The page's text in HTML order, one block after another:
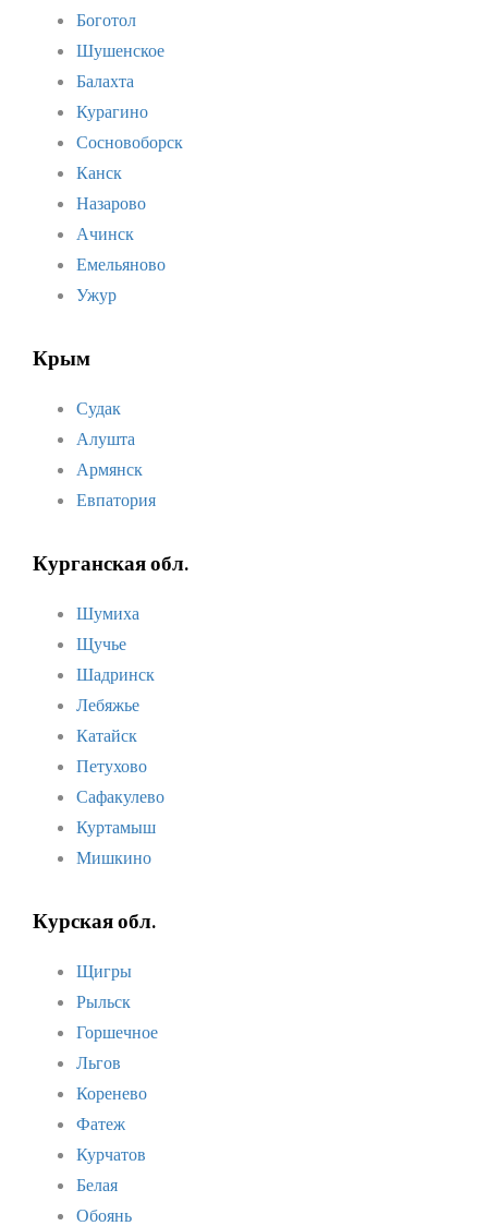
Боготол
Шушенское
Балахта
Курагино
Сосновоборск
Канск
Назарово
Ачинск
Емельяново
Ужур
Крым
Судак
Алушта
Армянск
Евпатория
Курганская обл.
Шумиха
Щучье
Шадринск
Лебяжье
Катайск
Петухово
Сафакулево
Куртамыш
Мишкино
Курская обл.
Щигры
Рыльск
Горшечное
Льгов
Коренево
Фатеж
Курчатов
Белая
Обоянь